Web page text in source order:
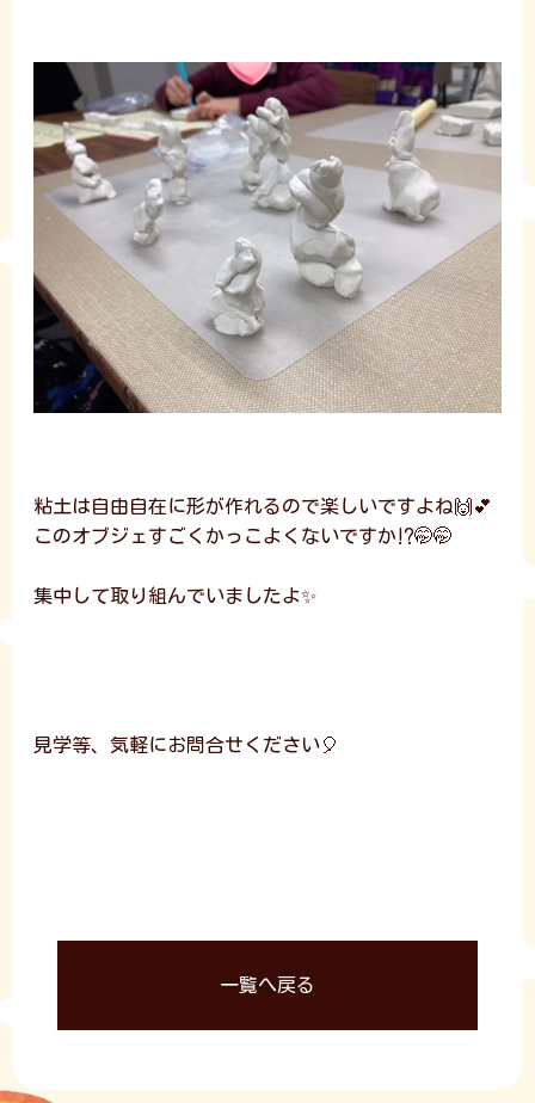
粘土は自由自在に形が作れるので楽しいですよね🙌💕
このオブジェすごくかっこよくないですか⁉️🤭🤭
集中して取り組んでいましたよ✨
見学等、気軽にお問合せください🎈
一覧へ戻る